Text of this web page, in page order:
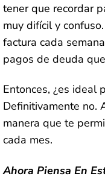
tener que recordar
muy difícil y
factura cada
pagos de deuda
Entonces, ¿es ideal
Definitivamente no.
manera que te
cada mes.
Ahora Piensa En